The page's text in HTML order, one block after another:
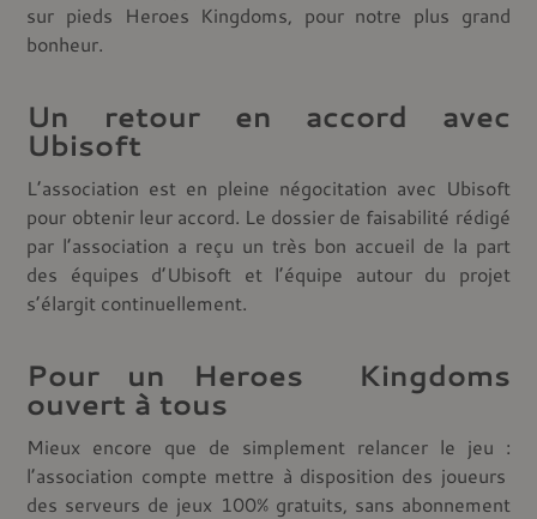
sur pieds Heroes Kingdoms, pour notre plus grand
bonheur.
Un retour en accord avec
Ubisoft
L’association est en pleine négocitation avec Ubisoft
pour obtenir leur accord. Le dossier de faisabilité rédigé
par l’association a reçu un très bon accueil de la part
des équipes d’Ubisoft et l’équipe autour du projet
s’élargit continuellement.
Pour un Heroes Kingdoms
ouvert à tous
Mieux encore que de simplement relancer le jeu :
l’association compte mettre à disposition des joueurs
des serveurs de jeux 100% gratuits, sans abonnement